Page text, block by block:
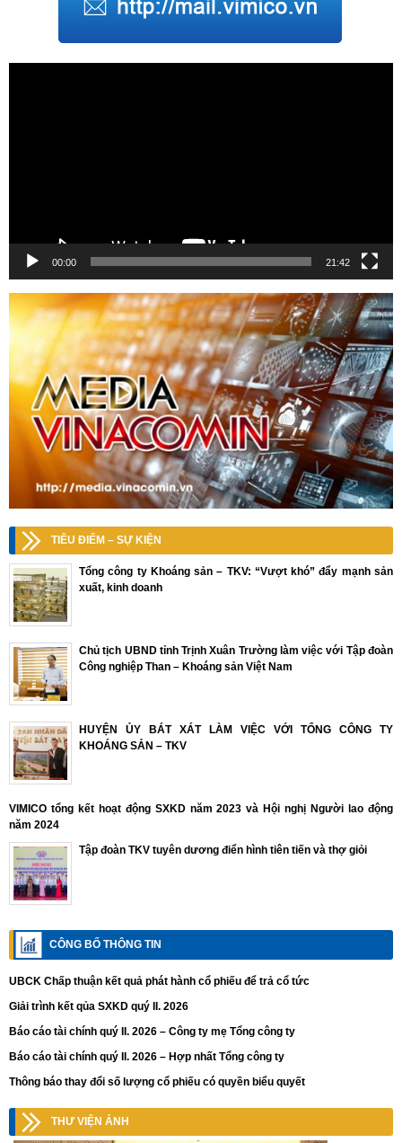
00:00 21:42
TIÊU ĐIỂM – SỰ KIỆN
Tổng công ty Khoáng sản – TKV: “Vượt khó” đẩy mạnh sản
xuất, kinh doanh
Chủ tịch UBND tỉnh Trịnh Xuân Trường làm việc với Tập đoàn
Công nghiệp Than – Khoáng sản Việt Nam
HUYỆN ỦY BÁT XÁT LÀM VIỆC VỚI TỔNG CÔNG TY
KHOÁNG SẢN – TKV
VIMICO tổng kết hoạt động SXKD năm 2023 và Hội nghị Người lao động
năm 2024
Tập đoàn TKV tuyên dương điển hình tiên tiến và thợ giỏi
CÔNG BỐ THÔNG TIN
UBCK Chấp thuận kết quả phát hành cổ phiếu để trả cổ tức
Giải trình kết qủa SXKD quý II. 2026
Báo cáo tài chính quý II. 2026 – Công ty mẹ Tổng công ty
Báo cáo tài chính quý II. 2026 – Hợp nhất Tổng công ty
Thông báo thay đổi số lượng cổ phiếu có quyền biểu quyết
THƯ VIỆN ẢNH